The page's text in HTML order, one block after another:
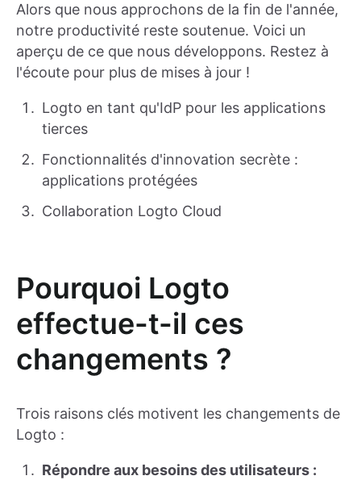
Alors que nous approchons de la fin de l'année,
notre productivité reste soutenue. Voici un
aperçu de ce que nous développons. Restez à
l'écoute pour plus de mises à jour !
Logto en tant qu'IdP pour les applications
tierces
Fonctionnalités d'innovation secrète :
applications protégées
Collaboration Logto Cloud
Pourquoi Logto
effectue-t-il ces
changements ?
Trois raisons clés motivent les changements de
Logto :
Répondre aux besoins des utilisateurs :